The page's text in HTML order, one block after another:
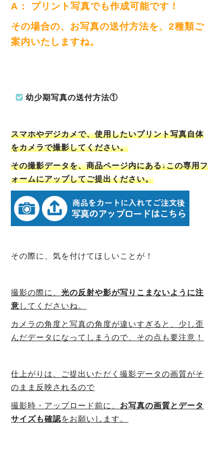
A： プリント写真でも作成可能です！
その場合の、お写真の送付方法を、2種類ご
案内いたしますね。
幼少期写真の送付方法①
スマホやデジカメで、使用したいプリント写真自体
をカメラで撮影してください。
その撮影データを、商品ページ内にある↓この専用フ
ォームにアップしてご提出ください。
その際に、気を付けてほしいことが！
撮影の際に、光の反射や影が写りこまないように注
意 してくださいね。
カメラの角度と写真の角度が違いすぎると、少し歪
んだデータになってしまうので、その点も要注意！
仕上がり は、ご提出いただく撮影データの画質がそ
のまま反映されるので
撮影時・アップロード前に、 お写真の画質とデータ
サイズも確認をお願いします。